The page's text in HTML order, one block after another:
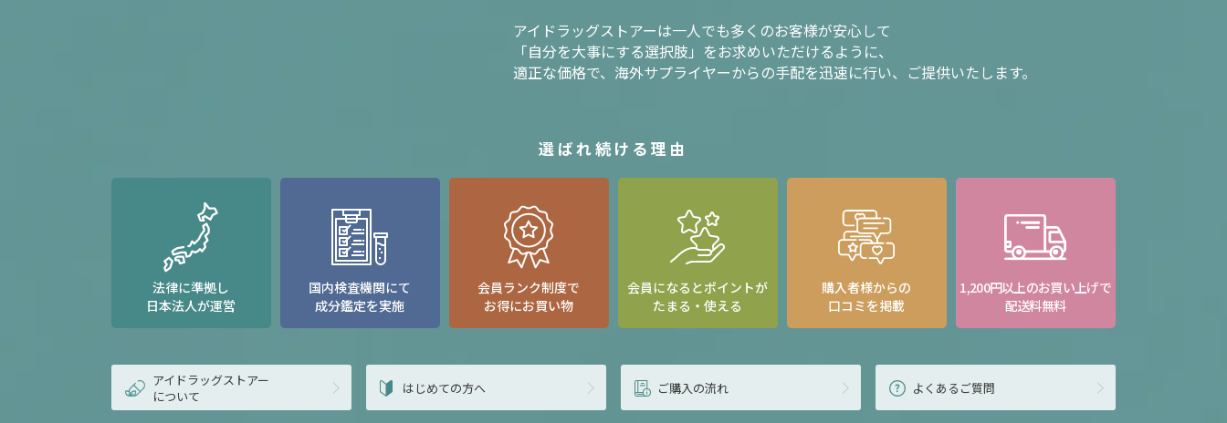
アイドラッグストアーは一人でも多くのお客様が安心して
「自分を大事にする選択肢」をお求めいただけるように、
適正な価格で、海外サプライヤーからの手配を迅速に行い、ご提供いたします。
選ばれ続ける理由
法律に準拠し
日本法人が運営
国内検査機関にて
成分鑑定を実施
会員ランク制度で
お得にお買い物
会員になるとポイントが
たまる・使える
購入者様からの
口コミを掲載
1,200円以上のお買い上げで
配送料無料
アイドラッグストアー
について
はじめての方へ ご購入の流れ よくあるご質問